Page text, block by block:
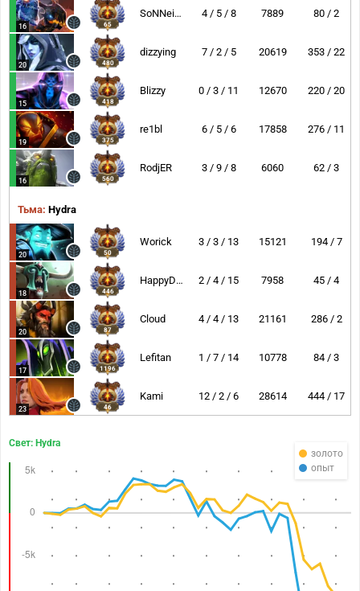
16 65
SoNNeikO 4 / 5 / 8 7889 80 / 2
20 480
dizzying 7 / 2 / 5 20619 353 / 22
15 418
Blizzy 0 / 3 / 11 12670 220 / 20
19 375
re1bl 6 / 5 / 6 17858 276 / 11
16 560
RodjER 3 / 9 / 8 6060 62 / 3
Тьма: Hydra
20 50
Worick 3 / 3 / 13 15121 194 / 7
18 446
HappyDyurara 2 / 4 / 15 7958 45 / 4
20 87
Cloud 4 / 4 / 13 21161 286 / 2
17 1196
Lefitan 1 / 7 / 14 10778 84 / 3
23 46
Kami 12 / 2 / 6 28614 444 / 17
золото
опыт
Свет: Hydra